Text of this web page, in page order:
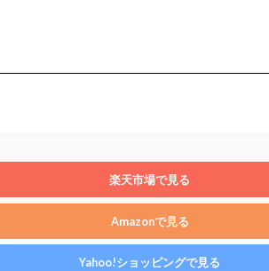
楽天市場で見る
Amazonで見る
Yahoo!ショッピングで見る